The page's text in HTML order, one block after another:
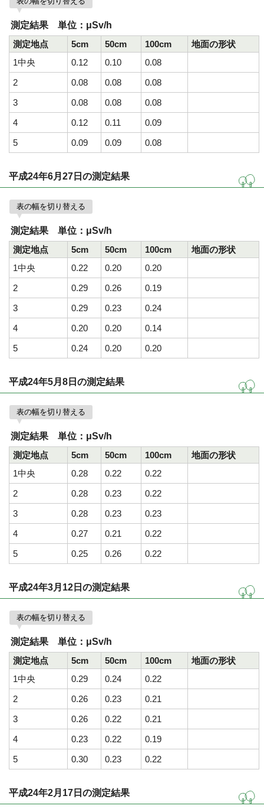
測定結果 単位：μSv/h
測定地点
5cm 50cm 100cm
地面の形状
1中央
0.12 0.10
0.08
2
0.08 0.08
0.08
3
0.08 0.08
0.08
4
0.12 0.11
0.09
5
0.09 0.09 0.08
平成24年6月27日の測定結果
表の幅を切り替える
測定結果 単位：μSv/h
測定地点
5cm 50cm 100cm
地面の形状
1中央
0.22 0.20
0.20
2
0.29 0.26
0.19
3
0.29 0.23
0.24
4
0.20 0.20
0.14
5
0.24 0.20 0.20
平成24年5月8日の測定結果
表の幅を切り替える
測定結果 単位：μSv/h
測定地点
5cm 50cm 100cm
地面の形状
1中央
0.28 0.22
0.22
2
0.28 0.23
0.22
3
0.28 0.23
0.23
4
0.27 0.21
0.22
5
0.25 0.26 0.22
平成24年3月12日の測定結果
表の幅を切り替える
測定結果 単位：μSv/h
測定地点
5cm 50cm 100cm
地面の形状
1中央
0.29 0.24
0.22
2
0.26 0.23
0.21
3
0.26 0.22
0.21
4
0.23 0.22
0.19
5
0.30 0.23 0.22
平成24年2月17日の測定結果